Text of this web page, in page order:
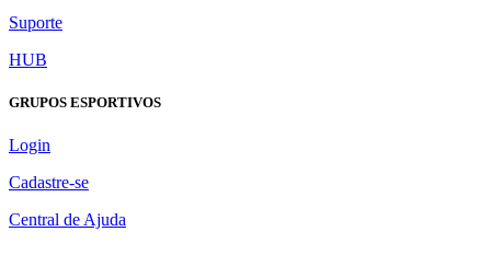
Suporte
HUB
GRUPOS ESPORTIVOS
Login
Cadastre-se
Central de Ajuda